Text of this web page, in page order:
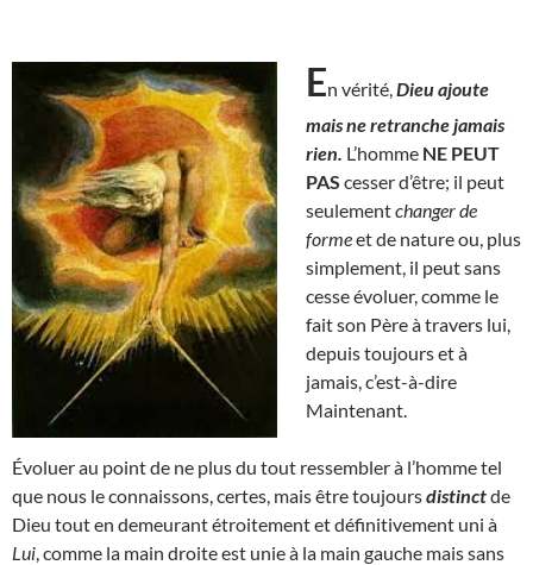
En vérité, Dieu ajoute
mais ne retranche jamais
rien. L’homme NE PEUT
PAS cesser d’être; il peut
seulementchanger de
formeet de nature ou, plus
simplement, il peut sans
cesse évoluer, comme le
fait son Père à travers lui,
depuis toujours et à
jamais, c’est-à-dire
Maintenant.
Évoluer au point de ne plus du tout ressembler à l’homme tel
que nous le connaissons, certes, mais être toujoursdistinctde
Dieu tout en demeurant étroitement et définitivement uni à
Lui , comme la main droite est unie à la main gauche mais sans